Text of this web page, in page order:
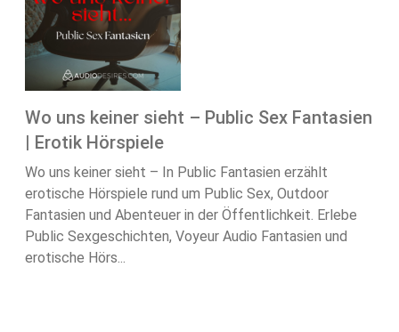
Wo uns keiner sieht – Public Sex Fantasien
| Erotik Hörspiele
Wo uns keiner sieht – In Public Fantasien erzählt
erotische Hörspiele rund um Public Sex, Outdoor
Fantasien und Abenteuer in der Öffentlichkeit. Erlebe
Public Sexgeschichten, Voyeur Audio Fantasien und
erotische Hörs...